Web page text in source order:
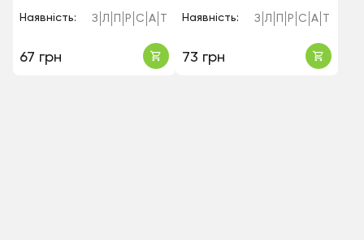
Наявність: З Л Р С А
67 грн
Наявність: З Л Р С А
73 грн